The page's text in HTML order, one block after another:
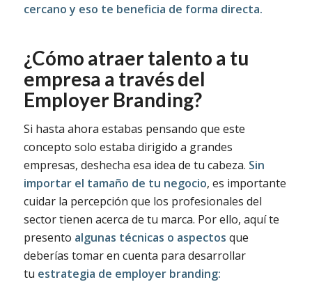
cercano y eso te beneficia de forma directa.
¿Cómo atraer talento a tu
empresa a través del
Employer Branding?
Si hasta ahora estabas pensando que este
concepto solo estaba dirigido a grandes
empresas, deshecha esa idea de tu cabeza. Sin
importar el tamaño de tu negocio, es importante
cuidar la percepción que los profesionales del
sector tienen acerca de tu marca. Por ello, aquí te
presento algunas técnicas o aspectos que
deberías tomar en cuenta para desarrollar
tu estrategia de employer branding: